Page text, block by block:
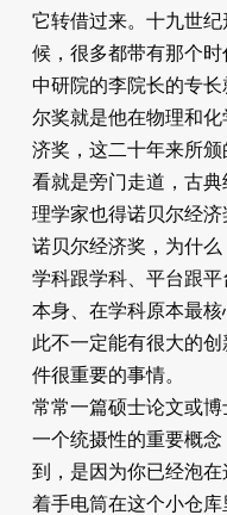
它转借过来。十九世
候，很多都带有那个时
中研院的李院长的专
尔奖就是他在物理和
济奖，这二十年来所
看就是旁门走道，古
理学家也得诺贝尔经济
诺贝尔经济奖，为什么
学科跟学科、平台跟
本身、在学科原本最核
此不一定能有很大的
件很重要的事情。
常常一篇硕士论文或
一个统摄性的重要概
到，是因为你已经泡
着手电筒在这个小仓